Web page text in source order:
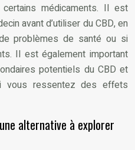
médicaments. Il est
avant d’utiliser du CBD, en
problèmes de santé ou si
Il est également important
potentiels du CBD et
vous ressentez des effets
alternative à explorer